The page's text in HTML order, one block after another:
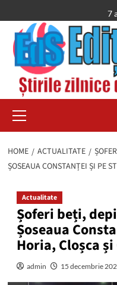
to
content
7
Menu
HOME ACTUALITATE
ȘOSEAUA CONSTANȚEI ȘI PE
Actualitate
Șoferi beți,
Șoseaua
Horia, Cloșca
admin 15 decembrie